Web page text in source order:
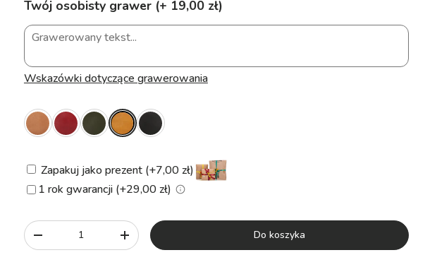
Twój osobisty grawer (+ 19,00 zł)
Wskazówki dotyczące grawerowania
Zapakuj jako prezent (+7,00 zł)
1 rok gwarancji (+29,00 zł)
Ilość
-
+ Do koszyka